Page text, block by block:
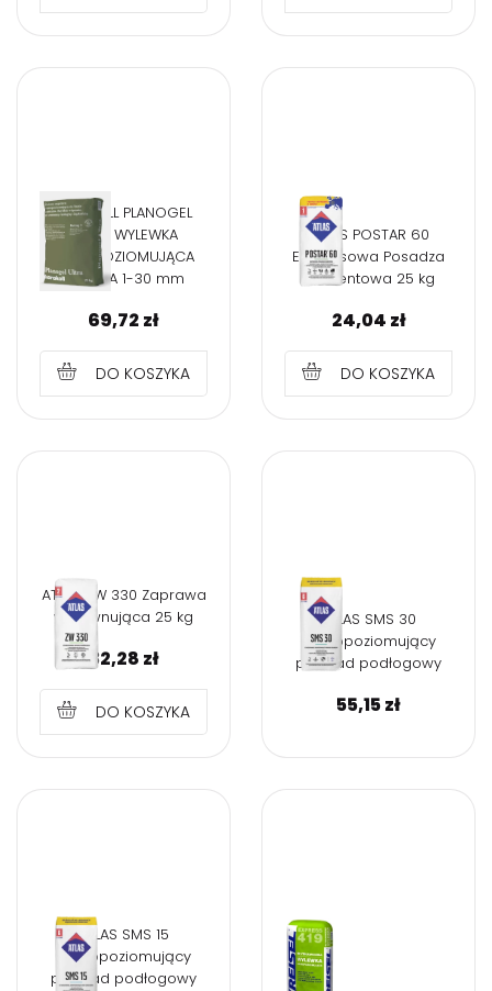
KERAKOLL PLANOGEL
ULTRA WYLEWKA
SAMOPOZIOMUJĄCA
ŻELOWA 1-30 mm
69,72 zł
DO KOSZYKA
ATLAS POSTAR 60
Ekspresowa Posadza
Cementowa 25 kg
24,04 zł
DO KOSZYKA
ATLAS ZW 330 Zaprawa
wyrównująca 25 kg
32,28 zł
DO KOSZYKA
ATLAS SMS 30
Samopoziomujący
podkład podłogowy
55,15zł
ATLAS SMS 15
Samopoziomujący
podkład podłogowy